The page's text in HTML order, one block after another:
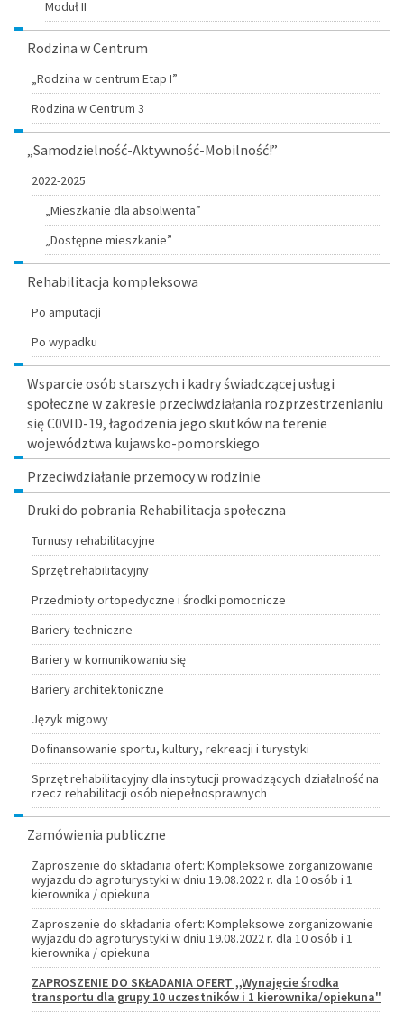
Moduł II
Rodzina w Centrum
„Rodzina w centrum Etap I”
Rodzina w Centrum 3
„Samodzielność-Aktywność-Mobilność!”
2022-2025
„Mieszkanie dla absolwenta”
„Dostępne mieszkanie”
Rehabilitacja kompleksowa
Po amputacji
Po wypadku
Wsparcie osób starszych i kadry świadczącej usługi
społeczne w zakresie przeciwdziałania rozprzestrzenianiu
się C0VID-19, łagodzenia jego skutków na terenie
województwa kujawsko-pomorskiego
Przeciwdziałanie przemocy w rodzinie
Druki do pobrania Rehabilitacja społeczna
Turnusy rehabilitacyjne
Sprzęt rehabilitacyjny
Przedmioty ortopedyczne i środki pomocnicze
Bariery techniczne
Bariery w komunikowaniu się
Bariery architektoniczne
Język migowy
Dofinansowanie sportu, kultury, rekreacji i turystyki
Sprzęt rehabilitacyjny dla instytucji prowadzących działalność na
rzecz rehabilitacji osób niepełnosprawnych
Zamówienia publiczne
Zaproszenie do składania ofert: Kompleksowe zorganizowanie
wyjazdu do agroturystyki w dniu 19.08.2022 r. dla 10 osób i 1
kierownika / opiekuna
Zaproszenie do składania ofert: Kompleksowe zorganizowanie
wyjazdu do agroturystyki w dniu 19.08.2022 r. dla 10 osób i 1
kierownika / opiekuna
ZAPROSZENIE DO SKŁADANIA OFERT ,,Wynajęcie środka
transportu dla grupy 10 uczestników i 1 kierownika/opiekuna"